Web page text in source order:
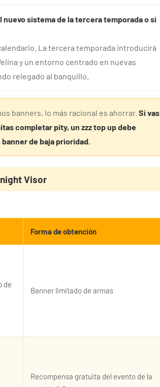
sistema de la tercera temporada o si
La tercera temporada introducirá
y un entorno centrado en nuevas
relegado al banquillo.
banners, lo más racional es ahorrar. Si vas
completar pity, un zzz top up debe
de baja prioridad.
Visor
Forma de obtención
de
Banner limitado de armas
Recompensa gratuita del evento de la